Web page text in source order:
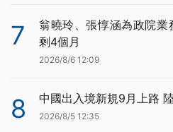
7
翁曉玲、張惇涵為政院
剩4個月
2026/8/6 12:09
8 中國出入境新規9月上路
2026/8/5 12:35